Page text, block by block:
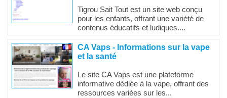
Tigrou Sait Tout est un site web conçu
pour les enfants, offrant une variété de
contenus éducatifs et ludiques....
CA Vaps - Informations sur la vape
et la santé
Le site CA Vaps est une plateforme
informative dédiée à la vape, offrant des
ressources variées sur les...